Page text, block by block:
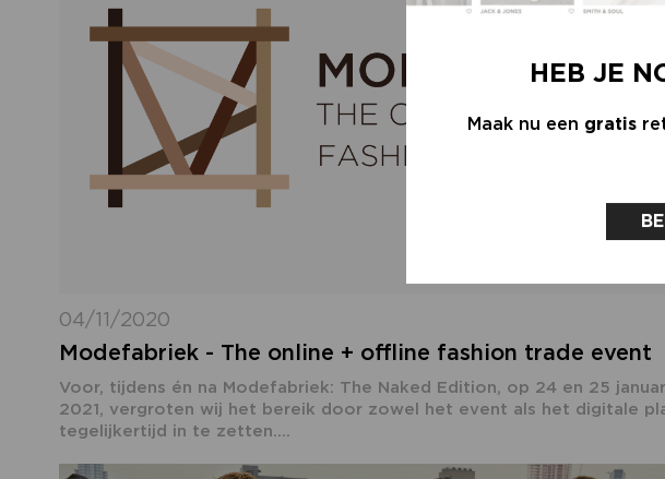
HEB JE
Maak nu een gratis
04/11/2020
Modefabriek - The online + offline fashion trade event
Voor, tijdens én na Modefabriek: The Naked Edition, op 24 en 25
2021, vergroten wij het bereik door zowel het event als het digitale
tegelijkertijd in te zetten....